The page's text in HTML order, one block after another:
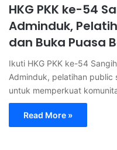
HKG PKK ke-54
Adminduk,
dan Buka Puasa
Ikuti HKG PKK ke-54
Adminduk, pelatihan public
untuk memperkuat
Read More »